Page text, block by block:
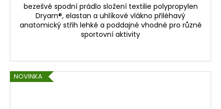
bezešvé spodní prádlo složení textilie polypropylen
Dryarn®, elastan a uhlíkové vlákno přiléhavý
anatomický střih lehké a poddajné vhodné pro různé
sportovní aktivity
NOVINKA